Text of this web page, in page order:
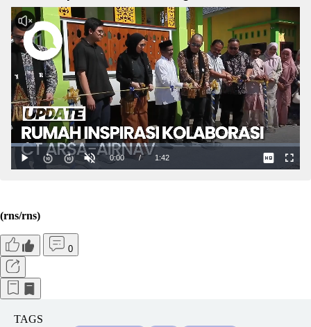
(rns/rns)
0
TAGS